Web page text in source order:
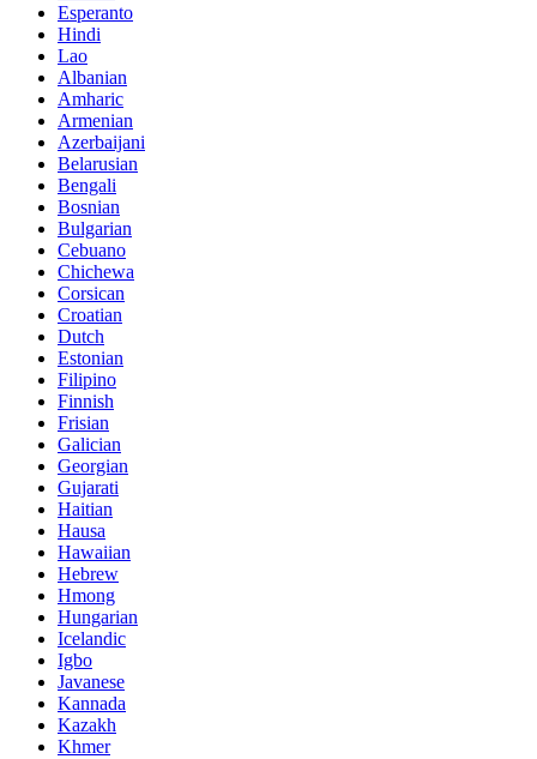
Esperanto
Hindi
Lao
Albanian
Amharic
Armenian
Azerbaijani
Belarusian
Bengali
Bosnian
Bulgarian
Cebuano
Chichewa
Corsican
Croatian
Dutch
Estonian
Filipino
Finnish
Frisian
Galician
Georgian
Gujarati
Haitian
Hausa
Hawaiian
Hebrew
Hmong
Hungarian
Icelandic
Igbo
Javanese
Kannada
Kazakh
Khmer